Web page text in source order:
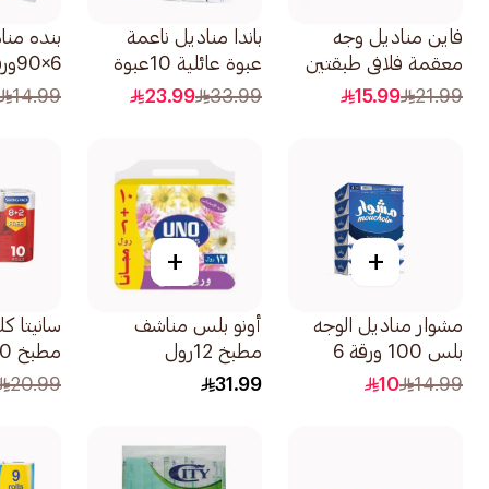
فاين مناديل وجه
معقمة فلافي طبقتين
مزدوجة 10قطعة
21.99
15.99
باندا مناديل ناعمة
عبوة عائلية 10عبوة
33.99
23.99
بنده
6×90ورقة
14.99
+
مشوار مناديل الوجه
بلس 100 ورقة 6
حزمة
14.99
10
+
أونو بلس مناشف
مطبخ 12رول
31.99
سانيتا
مطبخ 10قطعة
20.99